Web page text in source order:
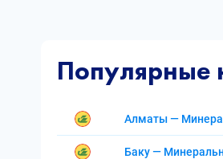
Популярные
Алматы —
Баку —